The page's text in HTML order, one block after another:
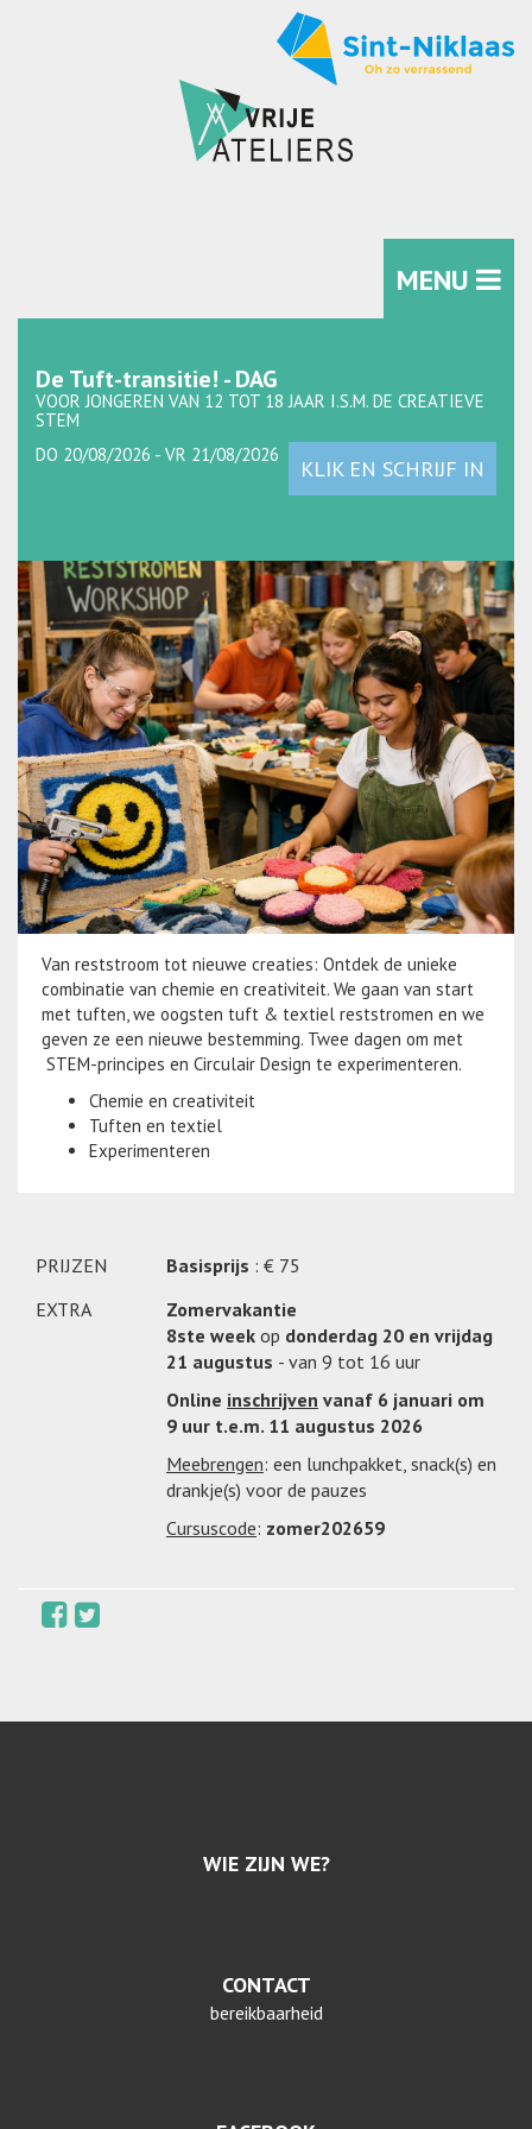
MENU
De Tuft-transitie! - DAG
VOOR JONGEREN VAN 12 TOT 18 JAAR I.S.M. DE CREATIEVE
STEM
KLIK EN SCHRIJF IN
DO 20/08/2026 - VR 21/08/2026
Van reststroom tot nieuwe creaties: Ontdek de unieke
combinatie van chemie en creativiteit. We gaan van start
met tuften, we oogsten tuft & textiel reststromen en we
geven ze een nieuwe bestemming. Twee dagen om met
STEM-principes en Circulair Design te experimenteren.
Chemie en creativiteit
Tuften en textiel
Experimenteren
PRIJZEN Basisprijs : € 75
EXTRA
Zomervakantie
8ste week op donderdag 20 en vrijdag
21 augustus - van 9 tot 16 uur
Online inschrijven vanaf 6 januari om
9 uur t.e.m. 11 augustus 2026
Meebrengen: een lunchpakket, snack(s) en
drankje(s) voor de pauzes
Cursuscode: zomer202659
WIE ZIJN WE?
CONTACT
bereikbaarheid